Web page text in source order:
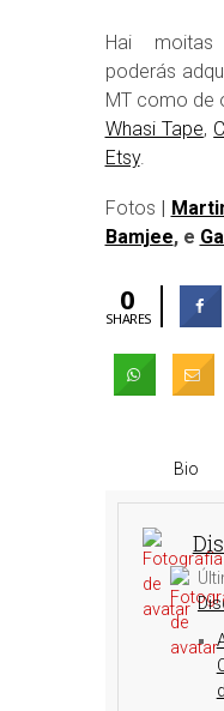
Hai
poderás
MT como de
Whasi Tape,
Etsy.
Fotos |
Bamjee, e
0
SHARES
Bio